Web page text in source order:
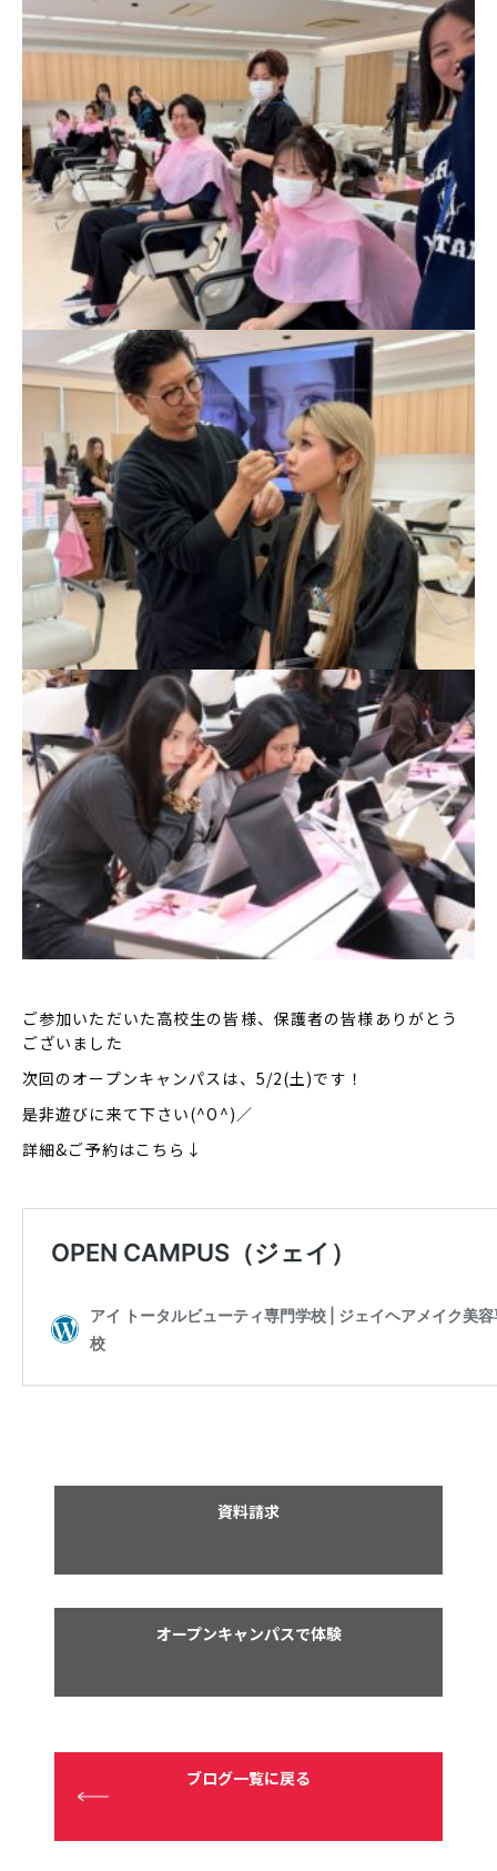
ご参加いただいた高校生の皆様、保護者の皆様ありがとう
ございました
次回のオープンキャンパスは、5/2(土)です！
是非遊びに来て下さい(^O^)／
詳細&ご予約はこちら↓
資料請求
オープンキャンパスで体験
ブログ一覧に戻る